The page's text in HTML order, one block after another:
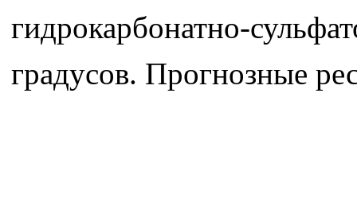
гидрокарбонатно-
градусов. Прогнозные